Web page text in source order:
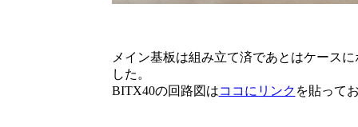
メイン基板は組み立て済であとはケース
した。
BITX40の回路図はココにリンク を貼って